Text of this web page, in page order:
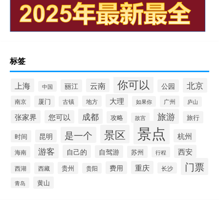
标签
上海 中国 丽江 云南 你可以 公园 北京
南京 厦门 古镇 地方 大理 如果你 广州 庐山
张家界 您可以 成都 攻略 故宫 旅游 旅行
时间 昆明 是一个 景区 景点 杭州
海南 游客 自己的 自驾游 苏州 行程 西安
西湖 西藏 贵州 贵阳 费用 重庆 长沙 门票
青岛 黄山